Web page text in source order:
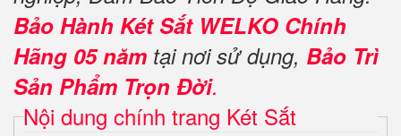
Bảo Hành Két Sắt WELKO Chính
Hãng 05 năm tại nơi sử dụng, Bảo Trì
Sản Phẩm Trọn Đời.
Nội dung chính trang Két Sắt